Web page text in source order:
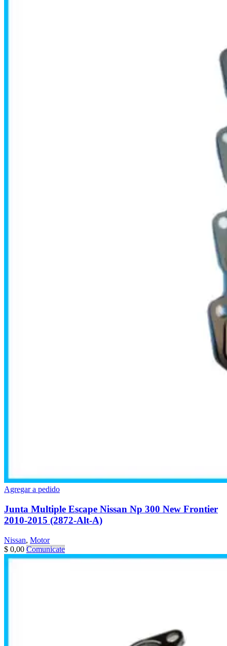
Agregar a pedido
Junta Multiple Escape Nissan Np 300 New Frontier
2010-2015 (2872-Alt-A)
Nissan, Motor
$ 0,00 Comunicate